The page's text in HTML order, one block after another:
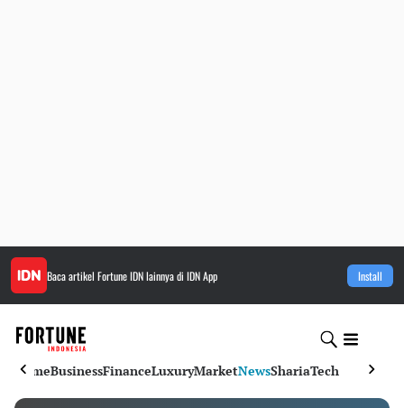
Baca artikel Fortune IDNlainnya di IDN App Install
HomeBusinessFinanceLuxuryMarketNewsShariaTech